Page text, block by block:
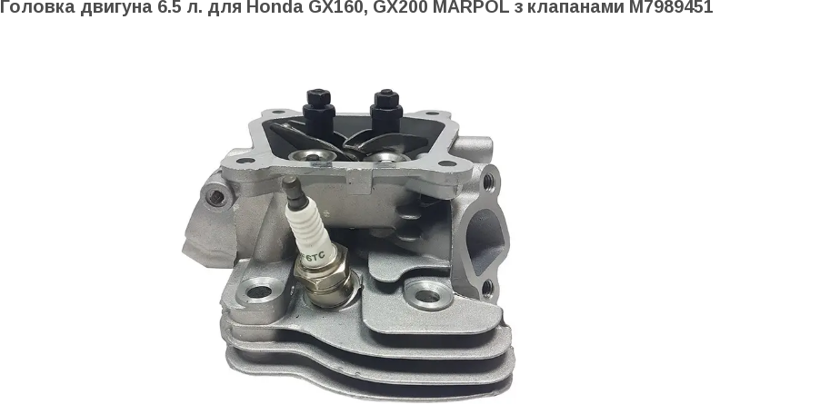
Головка двигуна 6.5 л. для Honda GX160, GX200 MARPOL з клапанами M7989451